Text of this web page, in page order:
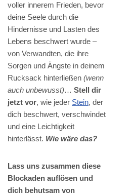
voller innerem Frieden, bevor
deine Seele durch die
Hindernisse und Lasten des
Lebens beschwert wurde –
von Verwandten, die ihre
Sorgen und Ängste in deinem
Rucksack hinterließen (wenn
auch unbewusst)… Stell dir
jetzt vor, wie jeder Stein, der
dich beschwert, verschwindet
und eine Leichtigkeit
hinterlässt. Wie wäre das?
Lass uns zusammen diese
Blockaden auflösen und
dich behutsam von